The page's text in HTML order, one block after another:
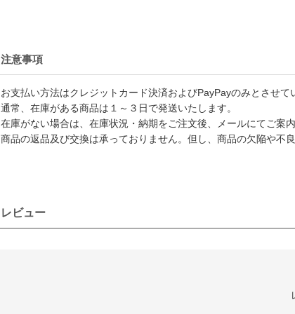
注意事項
お支払い方法はクレジットカード決済およびPayPayのみとさせて
通常、在庫がある商品は１～３日で発送いたします。
在庫がない場合は、在庫状況・納期をご注文後、メールにてご案
商品の返品及び交換は承っておりません。但し、商品の欠陥や不
レビュー